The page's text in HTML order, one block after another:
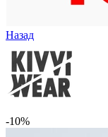
Назад
-10%